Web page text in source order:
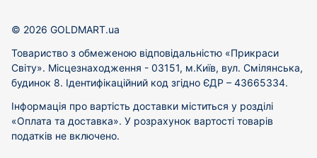
© 2026 GOLDMART.ua
Товариство з обмеженою відповідальністю «Прикраси
Світу». Місцезнаходження - 03151, м.Київ, вул. Смілянська,
будинок 8. Ідентифікаційний код згідно ЄДР – 43665334.
Інформація про вартість доставки міститься у розділі
«Оплата та доставка». У розрахунок вартості товарів
податків не включено.